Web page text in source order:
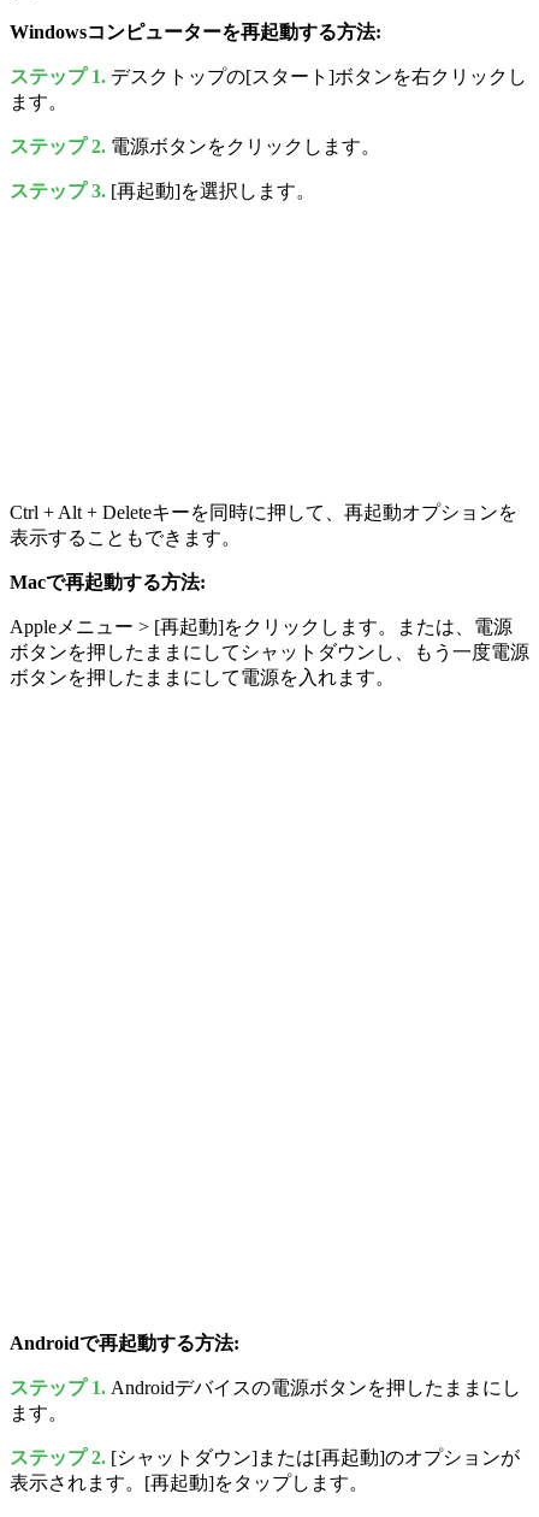
Windowsコンピューターを再起動する方法:
ステップ 1. デスクトップの[スタート]ボタンを右クリックし
ます。
ステップ 2. 電源ボタンをクリックします。
ステップ 3. [再起動]を選択します。
Ctrl + Alt + Deleteキーを同時に押して、再起動オプションを
表示することもできます。
Macで再起動する方法:
Appleメニュー > [再起動]をクリックします。または、電源
ボタンを押したままにしてシャットダウンし、もう一度電源
ボタンを押したままにして電源を入れます。
Androidで再起動する方法:
ステップ 1. Androidデバイスの電源ボタンを押したままにし
ます。
ステップ 2. [シャットダウン]または[再起動]のオプションが
表示されます。[再起動]をタップします。